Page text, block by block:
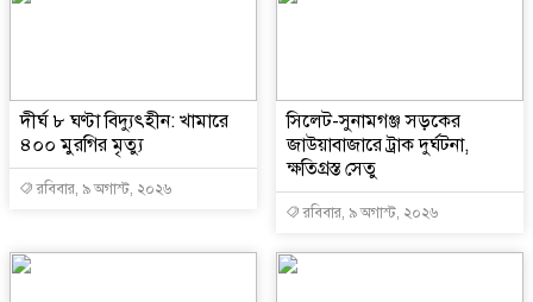
দীর্ঘ ৮ ঘণ্টা বিদ্যুৎহীন: খামারে
৪০০ মুরগির মৃত্যু
রবিবার, ৯ অগাস্ট, ২০২৬
‎সিলেট-সুনামগঞ্জ সড়কের
জাউয়াবাজারে ট্রাক দুর্ঘটনা,
ক্ষতিগ্রস্ত সেতু
রবিবার, ৯ অগাস্ট, ২০২৬